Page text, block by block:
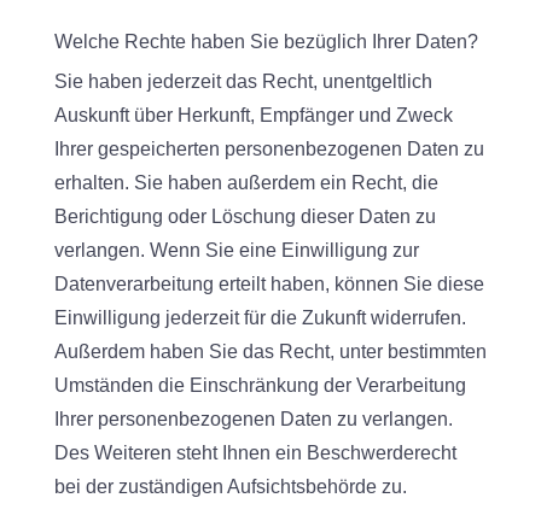
Welche Rechte haben Sie bezüglich Ihrer Daten?
Sie haben jederzeit das Recht, unentgeltlich
Auskunft über Herkunft, Empfänger und Zweck
Ihrer gespeicherten personenbezogenen Daten zu
erhalten. Sie haben außerdem ein Recht, die
Berichtigung oder Löschung dieser Daten zu
verlangen. Wenn Sie eine Einwilligung zur
Datenverarbeitung erteilt haben, können Sie diese
Einwilligung jederzeit für die Zukunft widerrufen.
Außerdem haben Sie das Recht, unter bestimmten
Umständen die Einschränkung der Verarbeitung
Ihrer personenbezogenen Daten zu verlangen.
Des Weiteren steht Ihnen ein Beschwerderecht
bei der zuständigen Aufsichtsbehörde zu.